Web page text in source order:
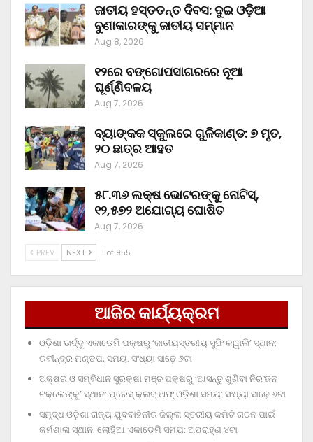
ଜାତୀୟ ହସ୍ତତନ୍ତ ଦିବସ: ଦୁଇ ଓଡ଼ିଆ
ବୁଣାକାରଙ୍କୁ ଜାତୀୟ ସମ୍ମାନ
Aug 8, 2026
୧୨ରେ ବଙ୍ଗୋପସାଗରରେ ନୂଆ
ଘୂର୍ଣ୍ଣିବଳୟ
Aug 7, 2026
ବ୍ୟାଙ୍କକ ସ୍କୁଲରେ ଗୁଳିକାଣ୍ଡ: ୭ ମୃତ,
୨୦ ଛାତ୍ର ଆହତ
Aug 7, 2026
୫୮.୩୬ ଲକ୍ଷ ଭୋଟରଙ୍କୁ ନୋଟିସ୍‌,
୧୨,୫୭୨ ଅଯୋଗ୍ୟ ଘୋଷିତ
Aug 7, 2026
PREV NEXT 1 of 955
ଆଜିର କାର୍ଯ୍ୟକ୍ରମ
ଓଡ଼ିଶା ଊର୍ଦ୍ଦୁ ଏକାଡେମି ପକ୍ଷରୁ ‘ଜାତୀୟସ୍ତରୀୟ ସୁଫି କୱାଲି’ ସ୍ଥାନ:
ରବୀନ୍ଦ୍ର ମଣ୍ଡପ, ସମୟ: ସଂଧ୍ୟା ସାଢ଼େ ୬ଟା
ଅକ୍ଷର ଓ ସମ୍ବିଧାନ ସୁରକ୍ଷା ମଞ୍ଚ ପକ୍ଷରୁ ‘ଆସନ୍ତୁ ଶୁଣିବା ନିରଂଜନ
ଟକ୍‌ଲେଙ୍କୁ’ ସ୍ଥାନ: ପ୍ରେସ୍‌ କ୍ଲବ୍‌ ଅଫ୍‌ ଓଡ଼ିଶା ସମୟ: ସଂଧ୍ୟା ସାଢ଼େ ୬ଟା
ସମୃଦ୍ଧ ଓଡ଼ିଶା ରାଜ୍ୟ ଯୁବବାହିନୀର ଜିଲ୍ଲା ସ୍ତରୀୟ କମିଟି ଗଠନ ପାଇଁ
କର୍ମଶାଳା ସ୍ଥାନ: ଲୋହିଆ ଏକାଡେମି ସମୟ: ଅପରାହ୍‌ଣ ୪ଟା